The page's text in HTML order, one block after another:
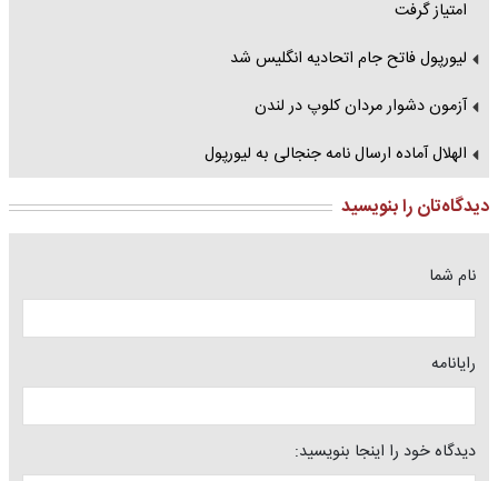
امتیاز گرفت
لیورپول فاتح جام اتحادیه انگلیس شد
آزمون دشوار مردان کلوپ در لندن
الهلال آماده ارسال نامه جنجالی به لیورپول
دیدگاه‌تان را بنویسید
نام شما
رایانامه
دیدگاه خود را اینجا بنویسید: